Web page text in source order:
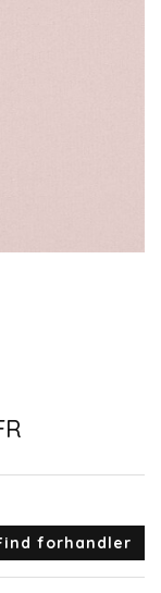
forhandler